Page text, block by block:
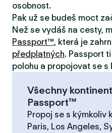
osobnost.
Pak už se budeš moct
Než se vydáš na cesty,
Passport™, která je
předplatných. Passport
polohu a propojovat se s
Všechny
Passport™
Propoj se s kýmkoliv
Paris, Los Angeles,